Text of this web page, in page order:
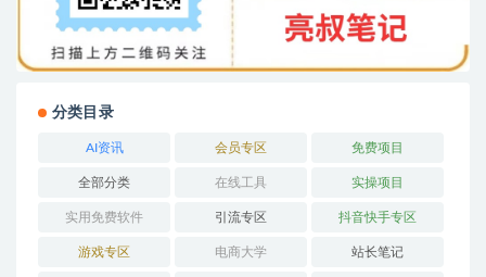
分类目录
AI资讯 会员专区 免费项目
全部分类 在线工具 实操项目
实用免费软件 引流专区 抖音快手专区
游戏专区 电商大学 站长笔记